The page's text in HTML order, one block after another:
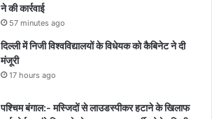
ने की कार्रवाई
57 minutes ago
दिल्ली में निजी विश्वविद्यालयों के विधेयक को कैबिनेट ने दी
मंजूरी
17 hours ago
पश्चिम बंगाल:- मस्जिदों से लाउडस्पीकर हटाने के खिलाफ